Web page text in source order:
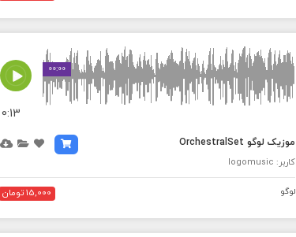
00:00
MEDIA_ELEMENT_ERROR: Empty src attribute
0:13
موزیک لوگو OrchestralSet
کاربر: logomusic
لوگو 15,000 تومان